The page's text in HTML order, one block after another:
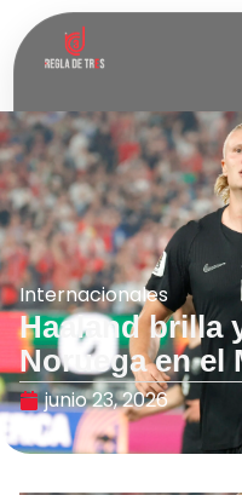
Internacionales
Haaland brilla
Noruega en el
junio 23, 2026